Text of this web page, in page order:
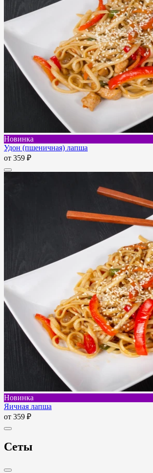
Новинка
Удон (пшеничная) лапша
от 359 ₽
Новинка
Яичная лапша
от 359 ₽
Сеты